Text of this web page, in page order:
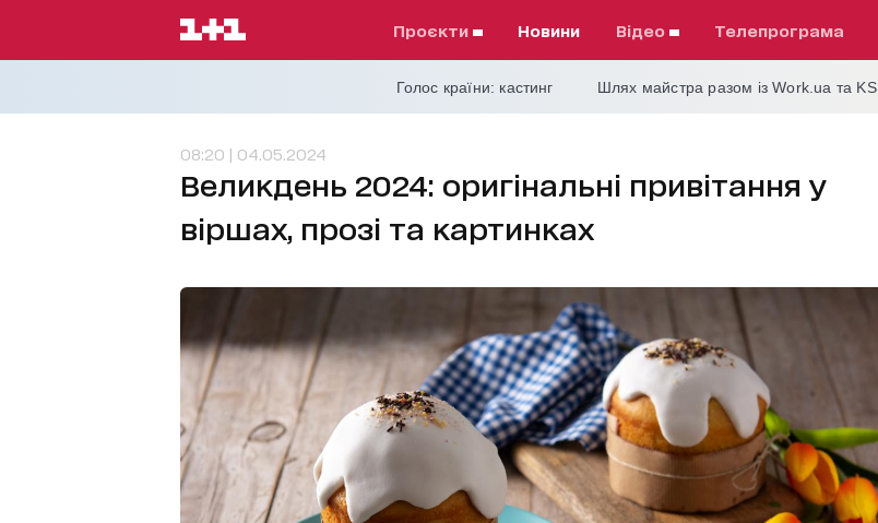
проєкти Новини відео телепрограма
Голос країни: кастинг Шлях майстра разом із Work.ua та
08:20 | 04.05.2024
Великдень 2024: оригінальні привітання у
віршах, прозі та картинках